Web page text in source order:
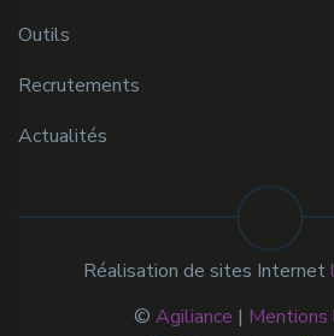
Outils
Recrutements
Actualités
© Agiliance |
Réalisation de sites Internet